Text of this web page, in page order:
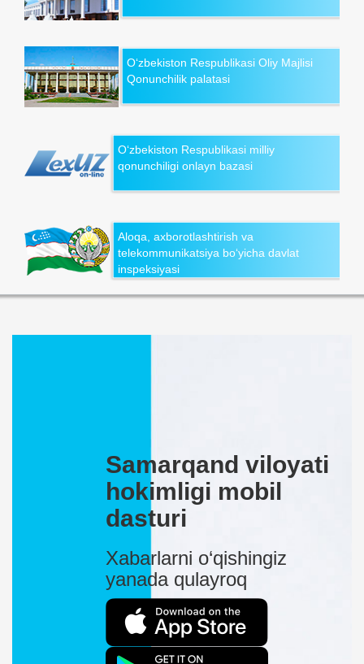
O‘zbekiston Respublikasi Oliy Majlisi
Qonunchilik palatasi
O‘zbekiston Respublikasi milliy
qonunchiligi onlayn bazasi
Aloqa, axborotlashtirish va
telekommunikatsiya bo‘yicha davlat
inspeksiyasi
Samarqand viloyati
hokimligi mobil
dasturi
Xabarlarni o‘qishingiz
yanada qulayroq